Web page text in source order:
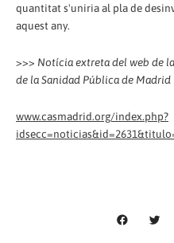
quantitat s'uniria al pla de
aquest any.
>>> Notícia extreta del web de
de la Sanidad Pública de Madrid
www.casmadrid.org/index.php?